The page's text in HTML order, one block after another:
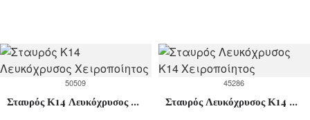
50509
Σταυρός Κ14 Λευκόχρυσος Χειροποίητος
45286
Σταυρός Λευκόχρυσος Κ14 Χειροποίητος